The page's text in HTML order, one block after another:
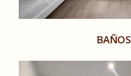
BAÑOS